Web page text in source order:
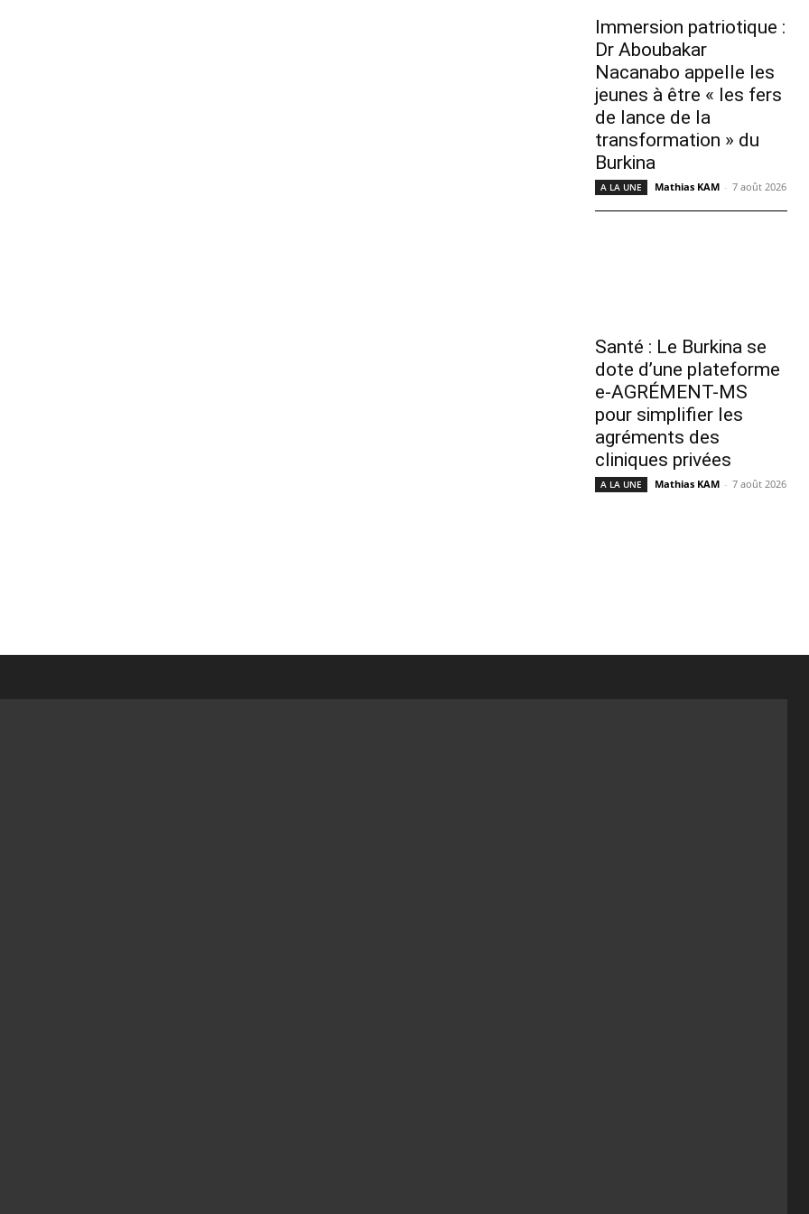
Immersion patriotique :
Dr Aboubakar
Nacanabo appelle les
jeunes à être « les fers
de lance de la
transformation » du
Burkina
A LA UNE Mathias KAM - 7 août 2026
Santé : Le Burkina se
dote d’une plateforme
e-AGRÉMENT-MS
pour simplifier les
agréments des
cliniques privées
A LA UNE Mathias KAM - 7 août 2026